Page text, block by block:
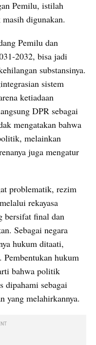
Pemilu, istilah
digunakan.
Pemilu dan
2032, bisa jadi
substansinya.
sistem
ketiadaan
DPR sebagai
mengatakan bahwa
melainkan
juga mengatur
problematik, rezim
rekayasa
bersifat final dan
Sebagai negara
hukum ditaati,
Pembentukan hukum
bahwa politik
dipahami sebagai
yang melahirkannya.